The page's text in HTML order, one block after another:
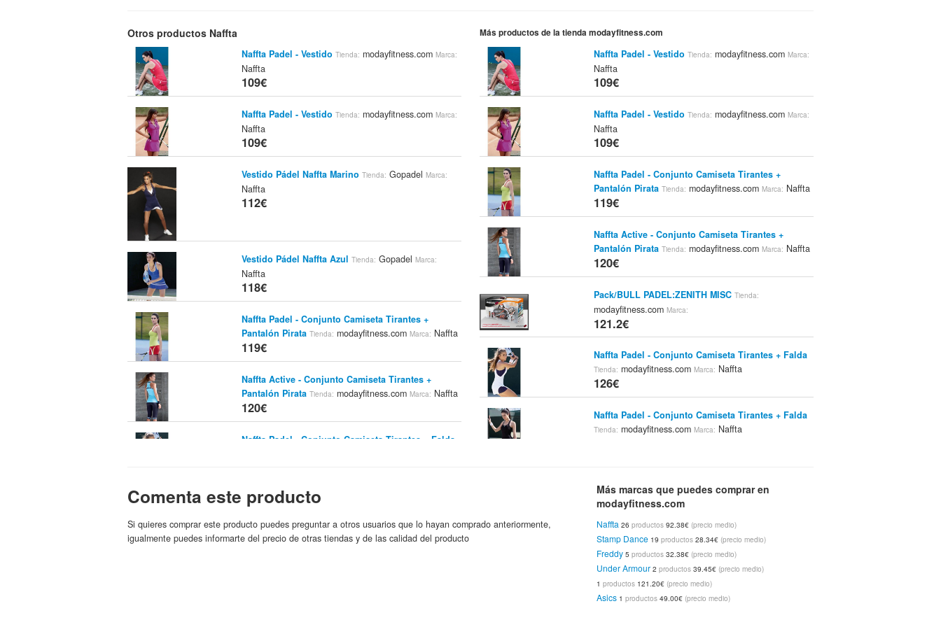
Otros productos Naffta
Naffta Padel - Vestido Tienda: modayfitness.comMarca:
Naffta
109€
Naffta Padel - Vestido Tienda: modayfitness.comMarca:
Naffta
109€
Vestido Pádel Naffta Marino Tienda: GopadelMarca:
Naffta
112€
Vestido Pádel Naffta Azul Tienda: GopadelMarca:
Naffta
118€
Naffta Padel - Conjunto Camiseta Tirantes +
Pantalón Pirata Tienda: modayfitness.comMarca: Naffta
119€
Naffta Active - Conjunto Camiseta Tirantes +
Pantalón Pirata Tienda: modayfitness.comMarca: Naffta
120€
Naffta Padel - Conjunto Camiseta Tirantes + Falda
Naffta Padel - Conjunto Camiseta Tirantes + Falda
126€
Más productos de la tienda modayfitness.com
Naffta Padel - Vestido Tienda: modayfitness.com Marca:
Naffta
109€
Naffta Padel - Vestido Tienda: modayfitness.com Marca:
Naffta
109€
Naffta Padel - Conjunto Camiseta Tirantes +
Pantalón Pirata Tienda: modayfitness.com Marca: Naffta
119€
Naffta Active - Conjunto Camiseta Tirantes +
Pantalón Pirata Tienda: modayfitness.com Marca: Naffta
120€
Pack/BULL PADEL:ZENITH MISC Tienda:
modayfitness.com Marca:
121.2€
Naffta Padel - Conjunto Camiseta Tirantes + Falda
Tienda: modayfitness.com Marca: Naffta
126€
Naffta Padel - Conjunto Camiseta Tirantes + Falda
Tienda: modayfitness.com Marca: Naffta
Tienda: modayfitness.comMarca: Naffta
126€
Naffta Running - Conjunto Camiseta Tirantes Y
Pantalón Pirata
Tienda:modayfitness.com
129€
Naffta Padel - Conjunto Camiseta Tirantes +
Comenta este producto
Si quieres comprar este producto puedes preguntar a otros usuarios que lo hayan comprado anteriormente,
igualmente puedes informarte del precio de otras tiendas y de las calidad del producto
Más marcas que puedes comprar en
modayfitness.com
Naffta 26productos 92.38€ (precio medio)
Stamp Dance 19productos 28.34€ (precio medio)
Freddy 5productos 32.38€ (precio medio)
Under Armour 2productos 39.45€ (precio medio)
1productos 121.20€ (precio medio)
Asics 1productos 49.00€ (precio medio)